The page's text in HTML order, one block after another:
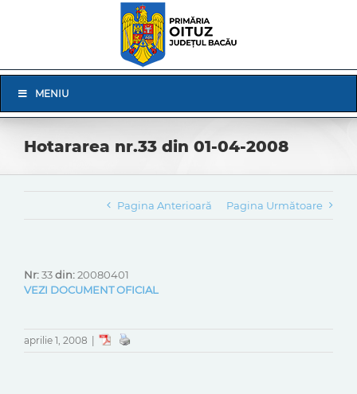
Navigation
MENIU
Hotararea nr.33 din 01-04-2008
Pagina Anterioară Pagina Următoare
Nr:33din:20080401
VEZI DOCUMENT OFICIAL
aprilie 1, 2008